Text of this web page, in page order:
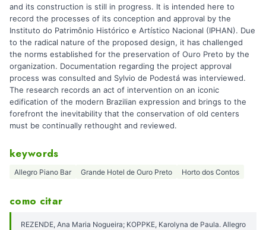
and its construction is still in progress. It is intended here to
record the processes of its conception and approval by the
Instituto do Patrimônio Histórico e Artístico Nacional (IPHAN). Due
to the radical nature of the proposed design, it has challenged
the norms established for the preservation of Ouro Preto by the
organization. Documentation regarding the project approval
process was consulted and Sylvio de Podestá was interviewed.
The research records an act of intervention on an iconic
edification of the modern Brazilian expression and brings to the
forefront the inevitability that the conservation of old centers
must be continually rethought and reviewed.
keywords
Allegro Piano Bar Grande Hotel de Ouro Preto Horto dos Contos
como citar
REZENDE, Ana Maria Nogueira; KOPPKE, Karolyna de Paula. Allegro